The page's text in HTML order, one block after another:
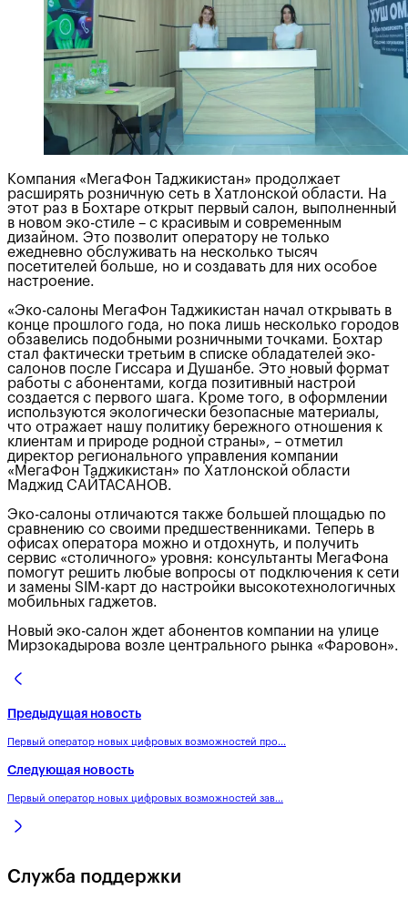
Компания «МегаФон Таджикистан» продолжает
расширять розничную сеть в Хатлонской области. На
этот раз в Бохтаре открыт первый салон, выполненный
в новом эко-стиле – с красивым и современным
дизайном. Это позволит оператору не только
ежедневно обслуживать на несколько тысяч
посетителей больше, но и создавать для них особое
настроение.
«Эко-салоны МегаФон Таджикистан начал открывать в
конце прошлого года, но пока лишь несколько городов
обзавелись подобными розничными точками. Бохтар
стал фактически третьим в списке обладателей эко-
салонов после Гиссара и Душанбе. Это новый формат
работы с абонентами, когда позитивный настрой
создается с первого шага. Кроме того, в оформлении
используются экологически безопасные материалы,
что отражает нашу политику бережного отношения к
клиентам и природе родной страны», – отметил
директор регионального управления компании
«МегаФон Таджикистан» по Хатлонской области
Маджид САЙТАСАНОВ.
Эко-салоны отличаются также большей площадью по
сравнению со своими предшественниками. Теперь в
офисах оператора можно и отдохнуть, и получить
сервис «столичного» уровня: консультанты МегаФона
помогут решить любые вопросы от подключения к сети
и замены SIM-карт до настройки высокотехнологичных
мобильных гаджетов.
Новый эко-салон ждет абонентов компании на улице
Мирзокадырова возле центрального рынка «Фаровон».
Предыдущая новость
Первый оператор новых цифровых возможностей про...
Следующая новость
Первый оператор новых цифровых возможностей зав...
Служба поддержки